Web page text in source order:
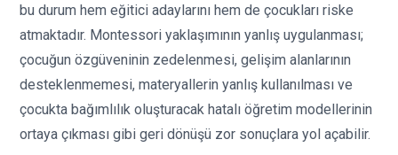
bu durum hem eğitici adaylarını hem de çocukları riske
atmaktadır. Montessori yaklaşımının yanlış uygulanması;
çocuğun özgüveninin zedelenmesi, gelişim alanlarının
desteklenmemesi, materyallerin yanlış kullanılması ve
çocukta bağımlılık oluşturacak hatalı öğretim modellerinin
ortaya çıkması gibi geri dönüşü zor sonuçlara yol açabilir.